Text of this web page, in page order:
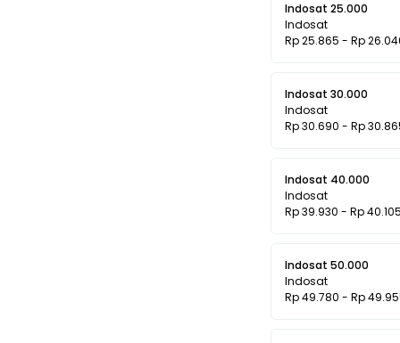
Indosat 25.000
Indosat
Rp 25.865 - Rp
Indosat 30.000
Indosat
Rp 30.690 - Rp
Indosat 40.000
Indosat
Rp 39.930 - Rp 40.105
Indosat 50.000
Indosat
Rp 49.780 - Rp